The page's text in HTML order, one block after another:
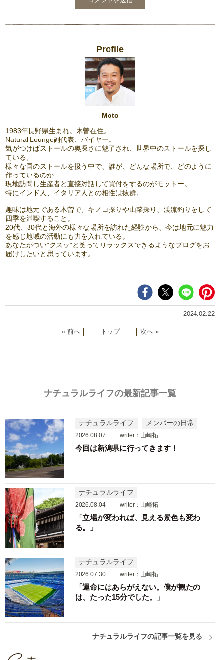
Profile
Moto
1983年長野県生まれ。木曽在住。
Natural Lounge副代表、バイヤー。
気がつけばストールの奥深さに魅了され、世界中のストールを探し
ている。
様々な国のストールを扱う中で、誰が、どんな場所で、どのように
作っているのか、
現地訪問し生産者と直接対話して買付をするのがモットー。
特にインド人、イタリア人との相性は抜群。
趣味は地元である木曽で、キノコ採りや山菜採り、渓流釣りをして
四季を満喫すること。
20代、30代と海外の様々な場所を訪れた経験から、今は地元に魅力
を感じ地域の活動にも力を入れている。
あなたがつい”クスッ”と笑ってリラックスできるようなブログをお
届けしたいと思っています。
« 前へ│ トップ 次へ »
2024.02.22
ナチュラルライフの最新記事一覧
ナチュラルライフ メンバーの日常
2026.08.07 writer：山崎拓
今回は新潟県に行ってきます！
ナチュラルライフ
2026.08.04 writer：山崎拓
「立場が変われば、見える景色も変わ
る。」
ナチュラルライフ
2026.07.30 writer：山崎拓
「運命にはあらがえない。僕が観たの
は、たった15分でした。」
ナチュラルライフの記事一覧を見る